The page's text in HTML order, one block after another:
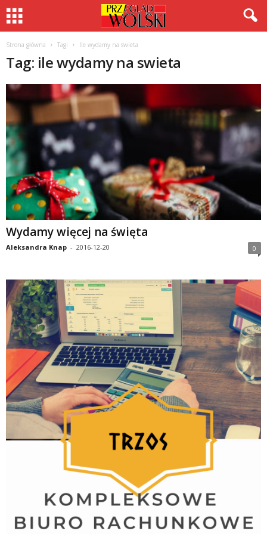
Strona główna Tagi Ile wydamy na swieta
Tag: ile wydamy na swieta
Wydamy więcej na święta
Aleksandra Knap - 2016-12-20 0